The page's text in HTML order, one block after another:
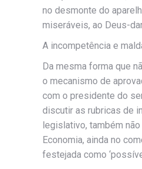
no desmonte do
miseráveis, ao Deus-
A incompetência e
Da mesma forma que
o mecanismo de
com o presidente do
discutir as rubricas de
legislativo, também
Economia, ainda no
festejada como